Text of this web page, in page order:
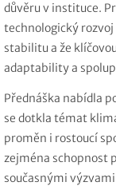
důvěru v instituce.
technologický rozvoj
stabilitu a že
adaptability a
Přednáška nabídla
se dotkla témat
proměn i rostoucí
zejména schopnost
současnými